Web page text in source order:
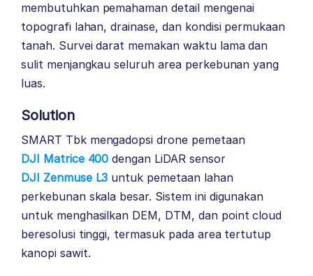
membutuhkan pemahaman detail mengenai
topografi lahan, drainase, dan kondisi permukaan
tanah. Survei darat memakan waktu lama dan
sulit menjangkau seluruh area perkebunan yang
luas.
Solution
SMART Tbk mengadopsi drone pemetaan
DJI Matrice 400 dengan LiDAR sensor
DJI Zenmuse L3 untuk pemetaan lahan
perkebunan skala besar. Sistem ini digunakan
untuk menghasilkan DEM, DTM, dan point cloud
beresolusi tinggi, termasuk pada area tertutup
kanopi sawit.